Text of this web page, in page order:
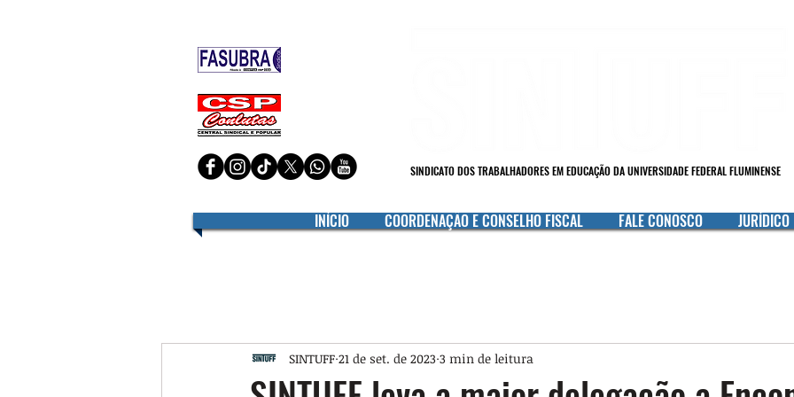
SINDICATO DOS TRABALHADORES EM EDUCAÇÃO DA UNIVERSIDADE FEDERAL FLUMINENSE
INÍCIO COORDENAÇÃO E CONSELHO FISCAL FALE CONOSCO JURÍDICO
SINTUFF 21 de set. de 2023 3 min de leitura